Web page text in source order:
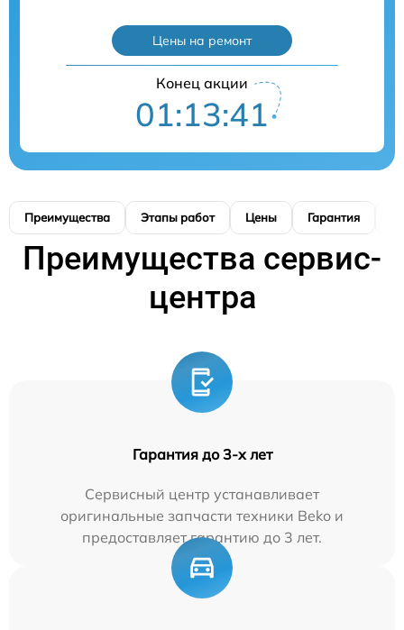
Цены на ремонт
Конец акции
01:13:40
Преимущества Этапы работ Цены Гарантия
Преимущества сервис-
центра
Гарантия до 3-х лет
Сервисный центр устанавливает
оригинальные запчасти техники Beko и
предоставляет гарантию до 3 лет.